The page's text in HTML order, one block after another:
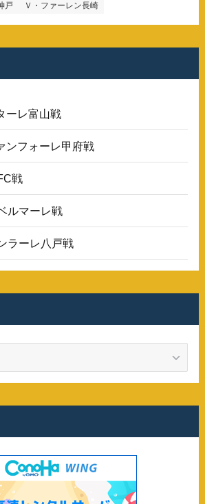
戸 Ｖ・ファーレン長崎
ーレ富山戦
ンフォーレ甲府戦
戦
ルマーレ戦
ラーレ八戸戦